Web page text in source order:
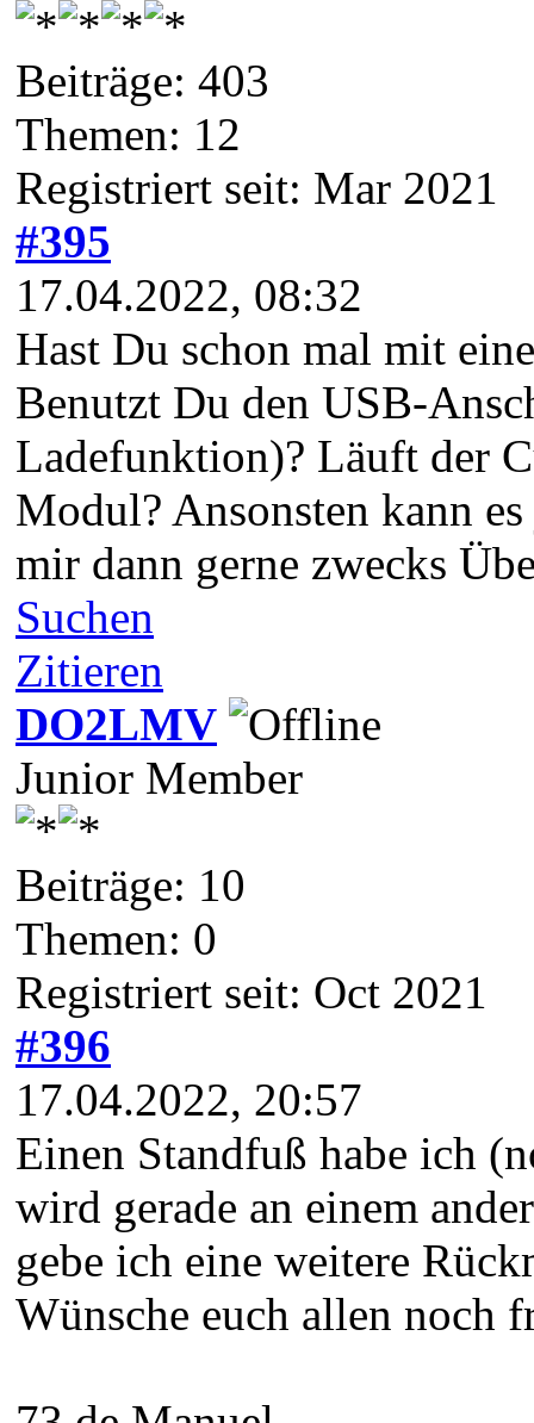
Beiträge: 403
Themen: 12
Registriert seit: Mar 2021
#395
17.04.2022, 08:32
Hast Du schon mal mit
Benutzt Du den USB-
Ladefunktion)? Läuft der
Modul? Ansonsten kann
mir dann gerne zwecks
Suchen
Zitieren
DO2LMV
Junior Member
Beiträge: 10
Themen: 0
Registriert seit: Oct 2021
#396
17.04.2022, 20:57
Einen Standfuß habe ich
wird gerade an einem
gebe ich eine weitere
Wünsche euch allen noch